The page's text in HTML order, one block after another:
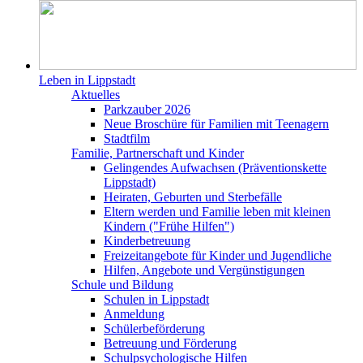
Leben in Lippstadt
Aktuelles
Parkzauber 2026
Neue Broschüre für Familien mit Teenagern
Stadtfilm
Familie, Partnerschaft und Kinder
Gelingendes Aufwachsen (Präventionskette
Lippstadt)
Heiraten, Geburten und Sterbefälle
Eltern werden und Familie leben mit kleinen
Kindern ("Frühe Hilfen")
Kinderbetreuung
Freizeitangebote für Kinder und Jugendliche
Hilfen, Angebote und Vergünstigungen
Schule und Bildung
Schulen in Lippstadt
Anmeldung
Schülerbeförderung
Betreuung und Förderung
Schulpsychologische Hilfen